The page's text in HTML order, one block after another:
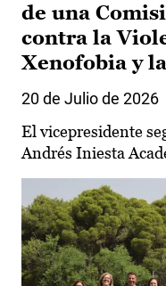
de una
contra la
Xenofobia y
20 de Julio de 2026
El vicepresidente
Andrés Iniesta